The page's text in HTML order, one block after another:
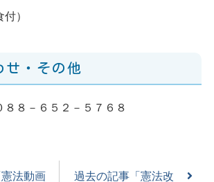
）
せ・その他
８－６５２－５７６８
過去の記事「憲法改
法動画